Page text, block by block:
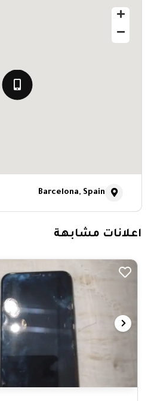
Barcelona, Spain
اعلانات مشابهة